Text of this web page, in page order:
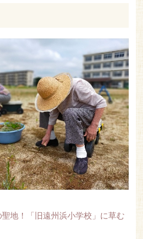
地！「旧遠州浜小学校」に草む